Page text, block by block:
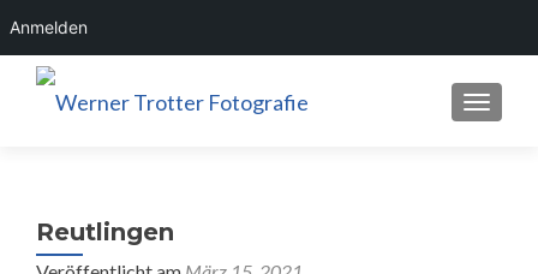
Reutlingen
Anmelden